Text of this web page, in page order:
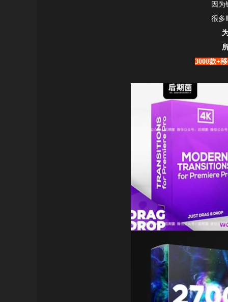
因为
很多
3000款+